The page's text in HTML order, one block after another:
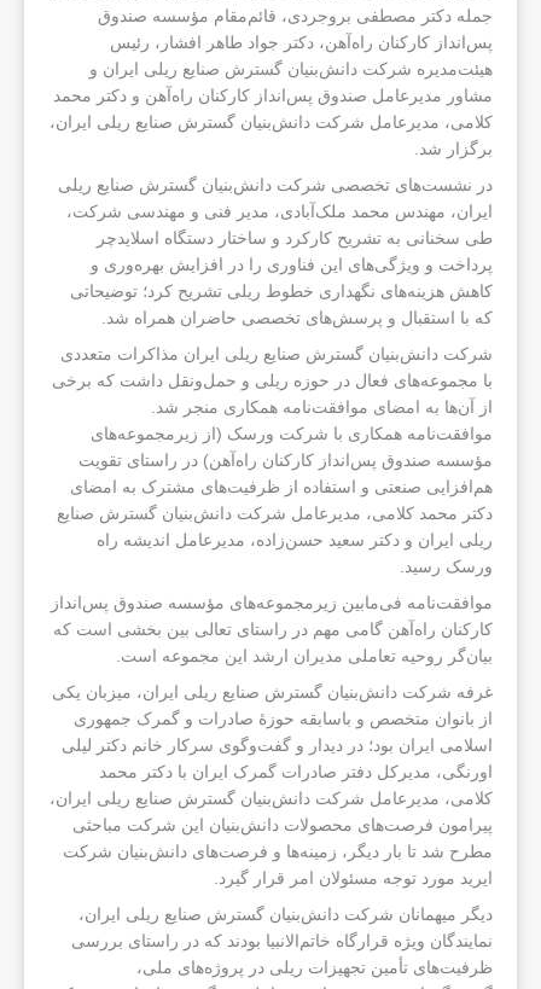
جمله دکتر مصطفی بروجردی، قائم‌مقام مؤسسه صندوق
پس‌انداز کارکنان راه‌آهن، دکتر جواد طاهر افشار، رئیس
هیئت‌مدیره شرکت دانش‌بنیان گسترش صنایع ریلی ایران و
مشاور مدیرعامل صندوق پس‌انداز کارکنان راه‌آهن و دکتر محمد
کلامی، مدیرعامل شرکت دانش‌بنیان گسترش صنایع ریلی ایران،
برگزار شد.
در نشست‌های تخصصی شرکت دانش‌بنیان گسترش صنایع ریلی
ایران، مهندس محمد ملک‌آبادی، مدیر فنی و مهندسی شرکت،
طی سخنانی به تشریح کارکرد و ساختار دستگاه اسلایدچر
پرداخت و ویژگی‌های این فناوری را در افزایش بهره‌وری و
کاهش هزینه‌های نگهداری خطوط ریلی تشریح کرد؛ توضیحاتی
که با استقبال و پرسش‌های تخصصی حاضران همراه شد.
شرکت دانش‌بنیان گسترش صنایع ریلی ایران مذاکرات متعددی
با مجموعه‌های فعال در حوزه ریلی و حمل‌ونقل داشت که برخی
از آن‌ها به امضای موافقت‌نامه همکاری منجر شد.
موافقت‌نامه همکاری با شرکت ورسک (از زیرمجموعه‌های
مؤسسه صندوق پس‌انداز کارکنان راه‌آهن) در راستای تقویت
هم‌افزایی صنعتی و استفاده از ظرفیت‌های مشترک به امضای
دکتر محمد کلامی، مدیرعامل شرکت دانش‌بنیان گسترش صنایع
ریلی ایران و دکتر سعید حسن‌زاده، مدیرعامل اندیشه راه
ورسک رسید.
موافقت‌نامه فی‌مابین زیرمجموعه‌های مؤسسه صندوق پس‌انداز
کارکنان راه‌آهن گامی مهم در راستای تعالی بین بخشی است که
بیان‌گر روحیه تعاملی مدیران ارشد این مجموعه است.
غرفه شرکت دانش‌بنیان گسترش صنایع ریلی ایران، میزبان یکی
از بانوان متخصص و باسابقه حوزهٔ صادرات و گمرک جمهوری
اسلامی ایران بود؛ در دیدار و گفت‌وگوی سرکار خانم دکتر لیلی
اورنگی، مدیرکل دفتر صادرات گمرک ایران با دکتر محمد
کلامی، مدیرعامل شرکت دانش‌بنیان گسترش صنایع ریلی ایران،
پیرامون فرصت‌های محصولات دانش‌بنیان این شرکت مباحثی
مطرح شد تا بار دیگر، زمینه‌ها و فرصت‌های دانش‌بنیان شرکت
ایرید مورد توجه مسئولان امر قرار گیرد.
دیگر میهمانان شرکت دانش‌بنیان گسترش صنایع ریلی ایران،
نمایندگان ویژه قرارگاه خاتم‌الانبیا بودند که در راستای بررسی
ظرفیت‌های تأمین تجهیزات ریلی در پروژه‌های ملی،